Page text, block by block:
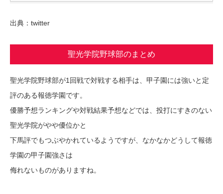
出典：twitter
聖光学院野球部のまとめ
聖光学院野球部が1回戦で対戦する相手は、甲子園には強いと定
評のある報徳学園です。
優勝予想ランキングや対戦結果予想などでは、投打にすきのない
聖光学院がやや優位かと
下馬評でもつぶやかれているようですが、なかなかどうして報徳
学園の甲子園強さは
侮れないものがありますね。